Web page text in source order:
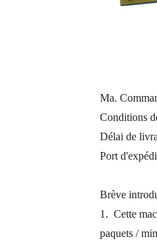
Ma.
Conditions
Délai de
Port
Brève
1. Cette
paquets /